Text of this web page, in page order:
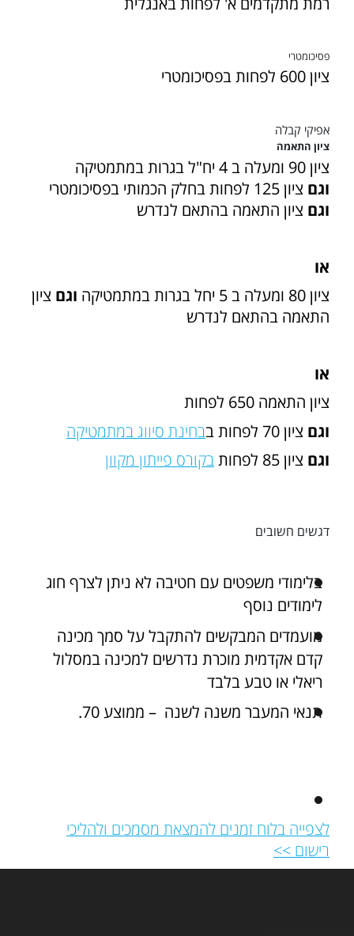
פסיכומטרי
ציון 600 לפחות בפסיכומטרי
אפיקי קבלה
ציון התאמה
ציון 90 ומעלה ב 4 יח"ל בגרות במתמטיקה
וגם ציון 125 לפחות בחלק הכמותי בפסיכומטרי
וגם ציון התאמה בהתאם לנדרש
או
ציון 80 ומעלה ב 5 יחל בגרות במתמטיקה
וגם ציון
התאמה בהתאם לנדרש
או
ציון התאמה 650 לפחות
וגם ציון 70 לפחות ב
בחינת סיווג במתמטיקה
וגם ציון 85 לפחות בקורס פייתון מקוון
דגשים חשובים
בלימודי משפטים עם חטיבה לא ניתן לצרף חוג
לימודים נוסף
מועמדים המבקשים להתקבל על סמך מכינה
קדם אקדמית מוכרת נדרשים למכינה במסלול
ריאלי או טבע בלבד
תנאי המעבר משנה לשנה – ממוצע 70.
לצפייה בלוח זמנים להמצאת מסמכים ולהליכי
רישום >>